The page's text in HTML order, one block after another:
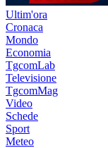
Ultim'ora
Cronaca
Mondo
Economia
TgcomLab
Televisione
TgcomMag
Video
Schede
Sport
Meteo